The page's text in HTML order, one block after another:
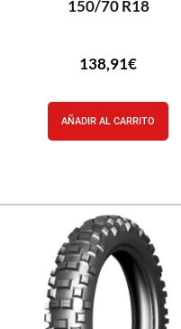
150/70 R18
138,91€
AÑADIR AL CARRITO